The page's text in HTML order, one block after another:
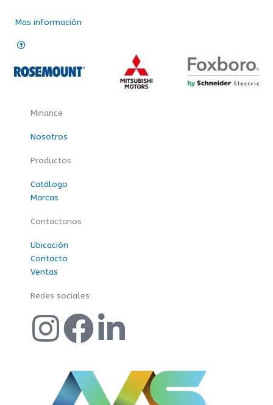
Mas información
Minance
Nosotros
Productos
Catálogo
Marcas
Contactanos
Ubicación
Contacto
Ventas
Redes sociales
I
s
F
c
L
n